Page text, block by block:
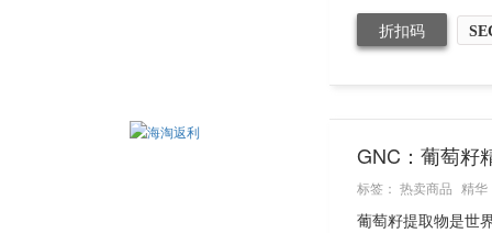
折扣码
GNC：葡萄籽
标签： 热卖商品 精华
葡萄籽提取物是世